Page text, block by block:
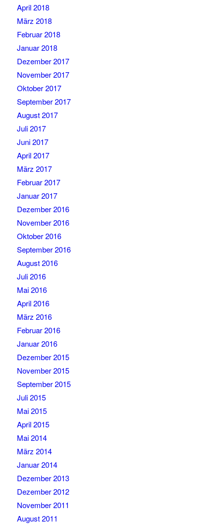
April 2018
März 2018
Februar 2018
Januar 2018
Dezember 2017
November 2017
Oktober 2017
September 2017
August 2017
Juli 2017
Juni 2017
April 2017
März 2017
Februar 2017
Januar 2017
Dezember 2016
November 2016
Oktober 2016
September 2016
August 2016
Juli 2016
Mai 2016
April 2016
März 2016
Februar 2016
Januar 2016
Dezember 2015
November 2015
September 2015
Juli 2015
Mai 2015
April 2015
Mai 2014
März 2014
Januar 2014
Dezember 2013
Dezember 2012
November 2011
August 2011